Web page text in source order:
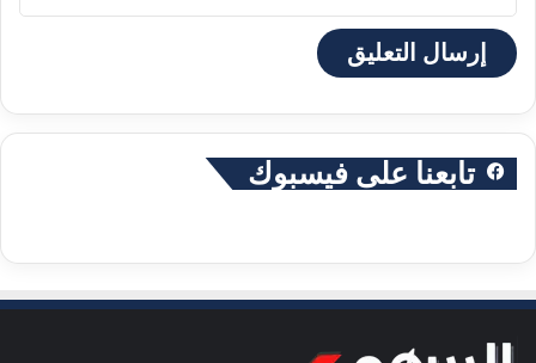
تابعنا على فيسبوك